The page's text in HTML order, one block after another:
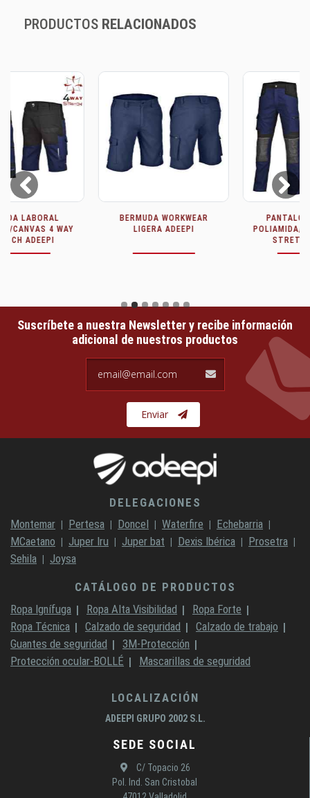
PRODUCTOS RELACIONADOS
Prev
PANTALÓN LABORAL
POLIAMIDA/CANVAS 4 WAY
STRETCH ADEEPI
PANTALÓN WORKWEAR
LIGERO ADEEPI
Next
Suscríbete a nuestra Newsletter y recibe información
adicional de nuestros productos
Enviar
DELEGACIONES
Montemar
Pertesa Doncel Waterfire
Echebarria
MCaetano
Juper Iru Juper bat Dexis Ibérica
Prosetra
Sehila
Joysa
CATÁLOGO DE PRODUCTOS
Ropa Ignífuga
Ropa Alta Visibilidad
Ropa Forte
Ropa Técnica
Calzado de seguridad
Calzado de trabajo
Guantes de seguridad
3M-Protección
Protección ocular-BOLLÉ
Mascarillas de seguridad
LOCALIZACIÓN
ADEEPI GRUPO 2002 S.L.
SEDE SOCIAL
C/ Topacio 26
Pol. Ind. San Cristobal